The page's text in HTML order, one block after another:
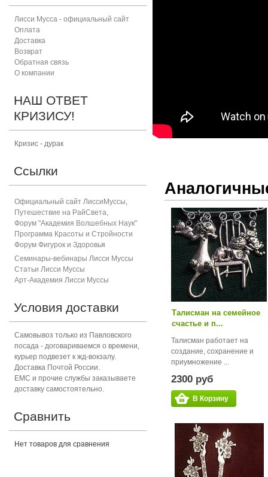
Талисман на семейное
счастье и п...
Талисман работает на
создание, сохранение и
приумножение ...
2300 руб
В Корзину
Лисси Мусса - официальный сайт
Оплата
Доставка
Возврат
Обратная связь
О компании
НАШ ОТВЕТ
КРИЗИСУ!
Кризис - дурак
Ссылки
Официальный сайт ЛиссиМуссы,
Путешествие на РайСвета,
Форум "Академия Волшебных Наук"
Программа Красоты и Стройности
Форум Фигурок и Здоровья
Семинары-вебинары Лисси Муссы
Статьи Лисси Муссы
Арт-Академия Лисси Муссы
Условия доставки
Самовывоз только из Павловского
посада - договариваемся о времени,
курьер подвезет к жд-вокзалу.
Доставка Почтой России.
ЕМС и прочие службы заказываете
доставку самостоятельно.
Сравнить
Нет товаров для сравнения